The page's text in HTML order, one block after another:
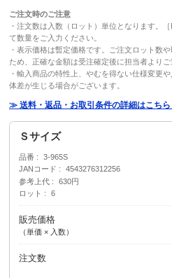
ご注文時のご注意
・注文数は入数（ロット）単位となります。
て数量をご入力ください。
・表示価格は暫定価格です。ご注文ロット数
ため、正確な金額は受注確定後に担当者よりご
・輸入商品の特性上、やむを得ない仕様変更
体差が生じる場合がございます。
≫ 送料・返品・お取引条件の詳細はこちら
Ｓサイズ
品番
3-965S
JANコード
4543276312256
参考上代
630円
ロット
6
販売価格
（単価 × 入数）
注文数